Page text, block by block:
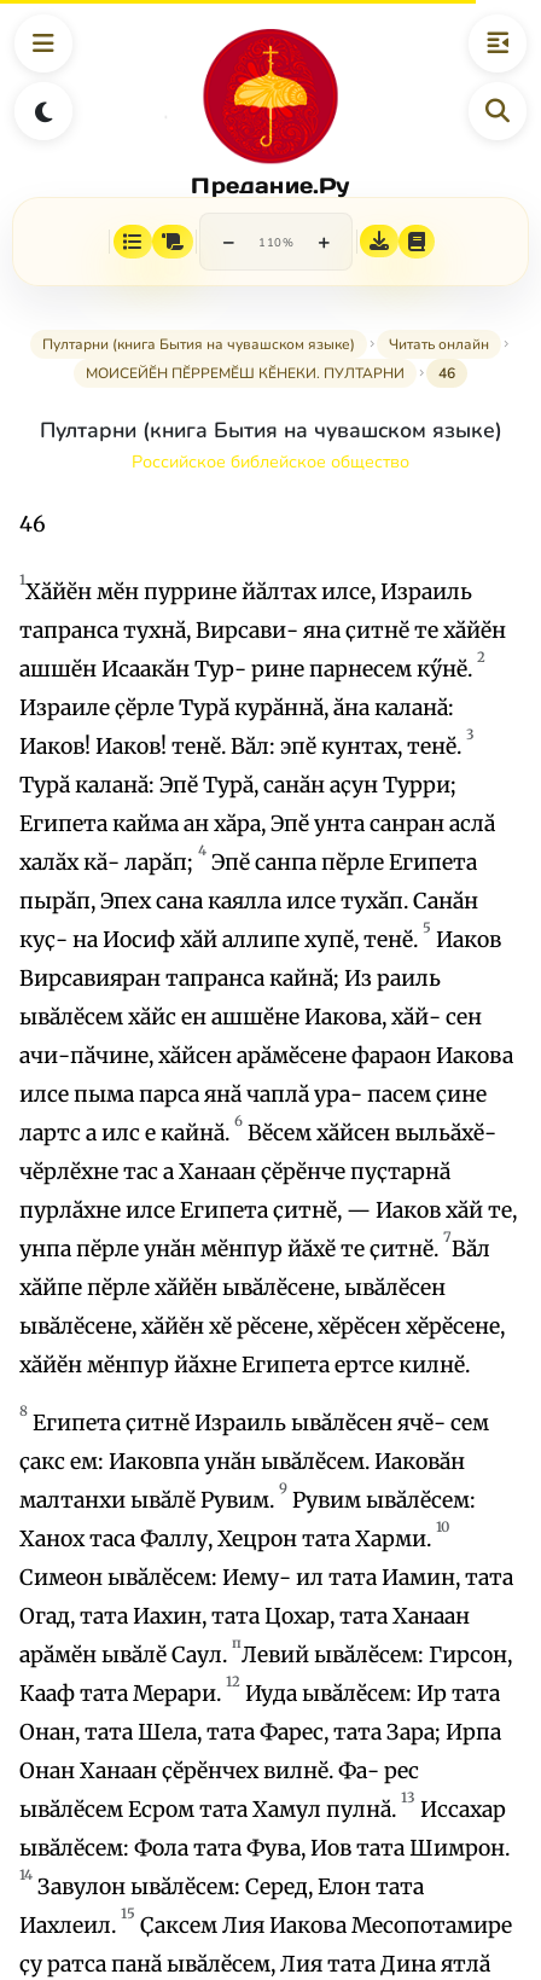
Предание.Ру
− 110% +
Пултарни (книга Бытия на чувашском языке)
Читать онлайн
МОИСЕЙӖН ПӖРРЕМӖШ КӖНЕКИ. ПУЛТАРНИ
46
Пултарни (книга Бытия на чувашском языке)
Российское библейское общество
46
1Хӑйӗн мӗн пуррине йӑлтах илсе, Израиль
тапранса тухнӑ, Вирсави- яна ҫитнӗ те хӑйӗн
ашшӗн Исаакӑн Тур- рине парнесем кӳнӗ. 2
Израиле ҫӗрле Турӑ курӑннӑ, ӑна каланӑ:
Иаков! Иаков! тенӗ. Вӑл: эпӗ кунтах, тенӗ. 3
Турӑ каланӑ: Эпӗ Турӑ, санӑн аҫун Турри;
Египета кайма ан хӑра, Эпӗ унта санран аслӑ
халӑх кӑ- ларӑп; 4 Эпӗ санпа пӗрле Египета
пырӑп, Эпех сана каялла илсе тухӑп. Санӑн
куҫ- на Иосиф хӑй аллипе хупӗ, тенӗ. 5 Иаков
Вирсавияран тапранса кайнӑ; Из раиль
ывӑлӗсем хӑйс ен ашшӗне Иакова, хӑй- сен
ачи-пӑчине, хӑйсен арӑмӗсене фараон Иакова
илсе пыма парса янӑ чаплӑ ура- пасем ҫине
лартс а илс е кайнӑ. 6 Вӗсем хӑйсен выльӑхӗ-
чӗрлӗхне тас а Ханаан ҫӗрӗнче пуҫтарнӑ
пурлӑхне илсе Египета ҫитнӗ, — Иаков хӑй те,
унпа пӗрле унӑн мӗнпур йӑхӗ те ҫитнӗ. 7Вӑл
хӑйпе пӗрле хӑйӗн ывӑлӗсене, ывӑлӗсен
ывӑлӗсене, хӑйӗн хӗ рӗсене, хӗрӗсен хӗрӗсене,
хӑйӗн мӗнпур йӑхне Египета ертсе килнӗ.
8 Египета ҫитнӗ Израиль ывӑлӗсен ячӗ- сем
ҫакс ем: Иаковпа унӑн ывӑлӗсем. Иаковӑн
малтанхи ывӑлӗ Рувим. 9 Рувим ывӑлӗсем:
Ханох таса Фаллу, Хецрон тата Харми. 10
Симеон ывӑлӗсем: Иему- ил тата Иамин, тата
Огад, тата Иахин, тата Цохар, тата Ханаан
арӑмӗн ывӑлӗ Саул. пЛевий ывӑлӗсем: Гирсон,
Кааф тата Мерари. 12 Иуда ывӑлӗсем: Ир тата
Онан, тата Шела, тата Фарес, тата Зара; Ирпа
Онан Ханаан ҫӗрӗнчех вилнӗ. Фа- рес
ывӑлӗсем Есром тата Хамул пулнӑ. 13 Иссахар
ывӑлӗсем: Фола тата Фува, Иов тата Шимрон.
14 Завулон ывӑлӗсем: Серед, Елон тата
Иахлеил. 15 Ҫаксем Лия Иакова Месопотамире
ҫу ратса панӑ ывӑлӗсем, Лия тата Дина ятлӑ